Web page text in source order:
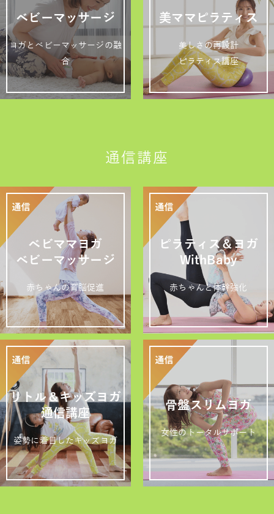
ベビーマッサージ
ヨガとベビーマッサージの融
合
美ママピラティス
美しさの再設計
ピラティス講座
通信講座
ベビママヨガ
ベビーマッサージ
赤ちゃんの育脳促進
ピラティス＆ヨガ
WithBaby
赤ちゃんと体幹強化
リトル＆キッズヨガ
通信講座
姿勢に着目したキッズヨガ
骨盤スリムヨガ
女性のトータルサポート